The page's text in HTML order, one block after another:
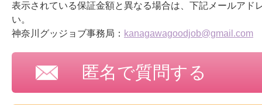
表示されている保証金額と異なる場合は、下記メールアド
い。
神奈川グッジョブ事務局： kanagawagoodjob@gmail.com
匿名で質問する